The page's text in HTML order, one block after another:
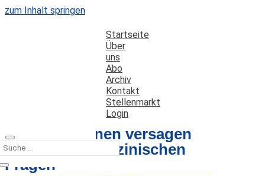
zum Inhalt springen
Startseite
Über
uns
Abo
Archiv
Kontakt
Stellenmarkt
Login
Suchmaschinen versagen
häufig bei medizinischen
Fragen